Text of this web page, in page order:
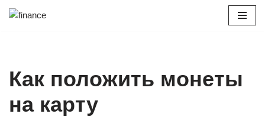
Как положить монеты
на карту